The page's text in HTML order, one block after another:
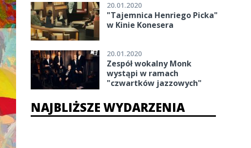
20.01.2020
"Tajemnica Henriego Picka"
w Kinie Konesera
20.01.2020
Zespół wokalny Monk
wystąpi w ramach
"czwartków jazzowych"
NAJBLIŻSZE WYDARZENIA